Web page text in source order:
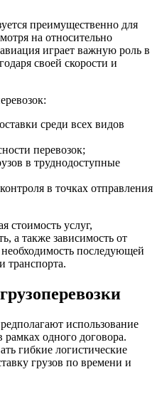
преимущественно для
на относительно
играет важную роль в
своей скорости и
среди всех видов
перевозок;
в труднодоступные
в точках отправления
стоимость услуг,
а также зависимость от
последующей
транспорта.
использование
рамках одного договора.
гибкие логистические
грузов по времени и